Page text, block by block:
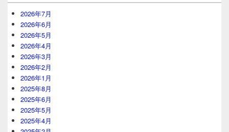
2026年7月
2026年6月
2026年5月
2026年4月
2026年3月
2026年2月
2026年1月
2025年8月
2025年6月
2025年5月
2025年4月